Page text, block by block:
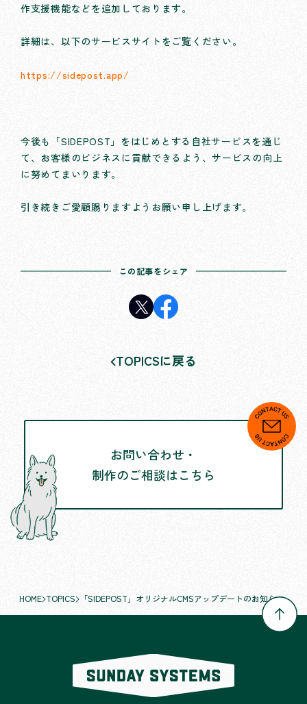
作支援機能などを追加しております。
詳細は、以下のサービスサイトをご覧ください。
https://sidepost.app/
今後も「SIDEPOST」をはじめとする自社サービスを通じ
て、お客様のビジネスに貢献できるよう、サービスの向上
に努めてまいります。
引き続きご愛顧賜りますようお願い申し上げます。
この記事をシェア
TOPICSに戻る
お問い合わせ・
制作のご相談はこちら
HOME TOPICS 「SIDEPOST」オリジナルCMSアップデートのお知らせ